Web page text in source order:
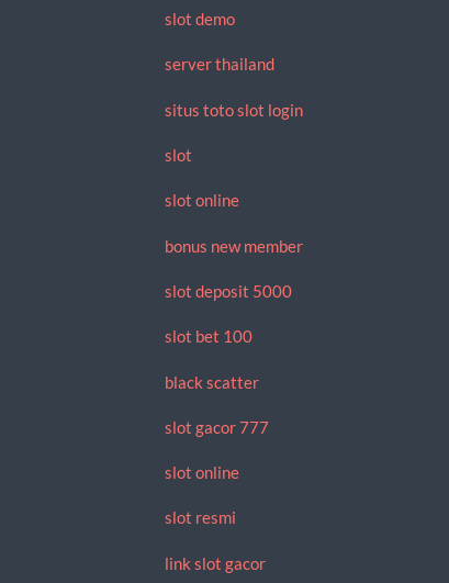
slot demo
server thailand
situs toto slot login
slot
slot online
bonus new member
slot deposit 5000
slot bet 100
black scatter
slot gacor 777
slot online
slot resmi
link slot gacor